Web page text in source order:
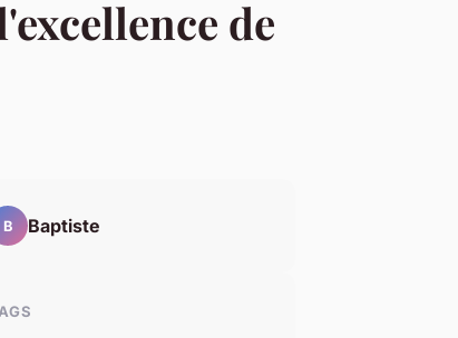
de
B Baptiste